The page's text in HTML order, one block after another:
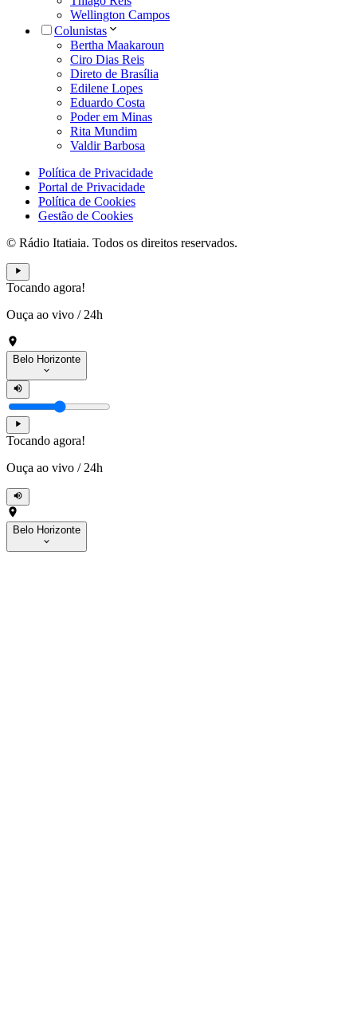
Wellington Campos
Colunistas
Bertha Maakaroun
Ciro Dias Reis
Direto de Brasília
Edilene Lopes
Eduardo Costa
Poder em Minas
Rita Mundim
Valdir Barbosa
Política de Privacidade
Portal de Privacidade
Política de Cookies
Gestão de Cookies
© Rádio Itatiaia. Todos os direitos reservados.
Tocando agora!
Ouça ao vivo / 24h
Belo Horizonte
Tocando agora!
Ouça ao vivo / 24h
Belo Horizonte